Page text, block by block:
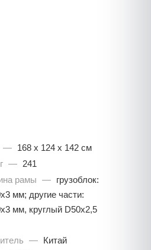
— 168 х 124 х 142 см
— 241
рамы — грузоблок:
мм; другие части:
мм, круглый D50х2,5
— Китай